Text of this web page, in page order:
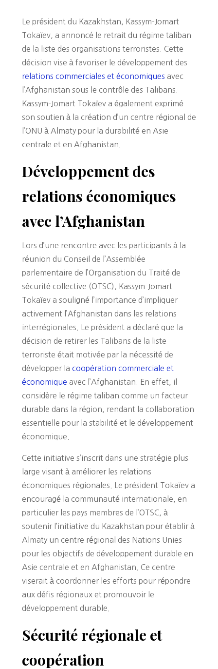
Le président du Kazakhstan, Kassym-Jomart
Tokaïev, a annoncé le retrait du régime taliban
de la liste des organisations terroristes. Cette
décision vise à favoriser le développement des
relations commerciales et économiques avec
l’Afghanistan sous le contrôle des Talibans.
Kassym-Jomart Tokaïev a également exprimé
son soutien à la création d’un centre régional de
l’ONU à Almaty pour la durabilité en Asie
centrale et en Afghanistan.
Développement des
relations économiques
avec l’Afghanistan
Lors d’une rencontre avec les participants à la
réunion du Conseil de l’Assemblée
parlementaire de l’Organisation du Traité de
sécurité collective (OTSC), Kassym-Jomart
Tokaïev a souligné l’importance d’impliquer
activement l’Afghanistan dans les relations
interrégionales. Le président a déclaré que la
décision de retirer les Talibans de la liste
terroriste était motivée par la nécessité de
développer la coopération commerciale et
économique avec l’Afghanistan. En effet, il
considère le régime taliban comme un facteur
durable dans la région, rendant la collaboration
essentielle pour la stabilité et le développement
économique.
Cette initiative s’inscrit dans une stratégie plus
large visant à améliorer les relations
économiques régionales. Le président Tokaïev a
encouragé la communauté internationale, en
particulier les pays membres de l’OTSC, à
soutenir l’initiative du Kazakhstan pour établir à
Almaty un centre régional des Nations Unies
pour les objectifs de développement durable en
Asie centrale et en Afghanistan. Ce centre
viserait à coordonner les efforts pour répondre
aux défis régionaux et promouvoir le
développement durable.
Sécurité régionale et
coopération